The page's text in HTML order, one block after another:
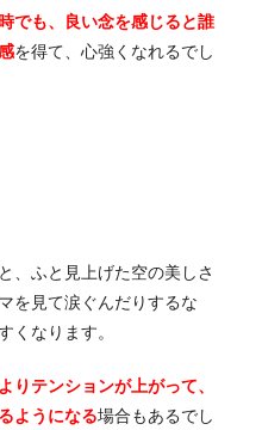
でも、良い念を感じると誰
を得て、心強くなれるでし
、ふと見上げた空の美しさ
を見て涙ぐんだりするな
くなります。
りテンションが上がって、
ようになる場合もあるでし